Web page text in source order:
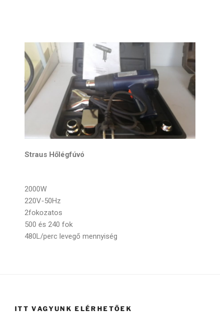
Straus Hőlégfúvó
2000W
220V-50Hz
2fokozatos
500 és 240 fok
480L/perc levegő mennyiség
ITT VAGYUNK ELÉRHETŐEK